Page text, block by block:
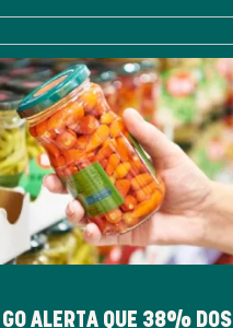
GO ALERTA QUE 38% DOS